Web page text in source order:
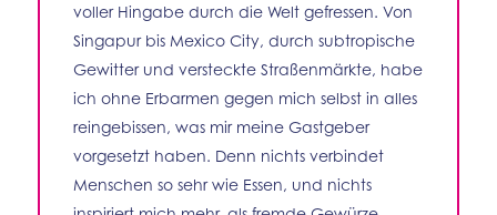
voller Hingabe durch die Welt gefressen. Von
Singapur bis Mexico City, durch subtropische
Gewitter und versteckte Straßenmärkte, habe
ich ohne Erbarmen gegen mich selbst in alles
reingebissen, was mir meine Gastgeber
vorgesetzt haben. Denn nichts verbindet
Menschen so sehr wie Essen, und nichts